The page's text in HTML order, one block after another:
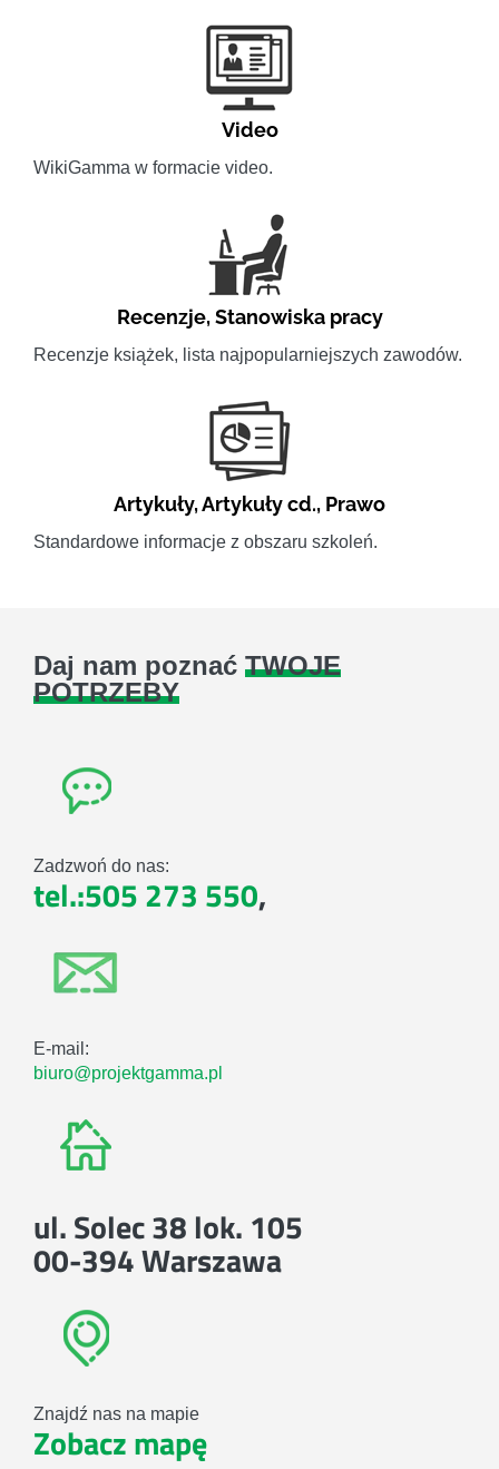
Video
WikiGamma w formacie video.
Recenzje,Stanowiska pracy
Recenzje książek, lista najpopularniejszych zawodów.
Artykuły,Artykuły cd., Prawo
Standardowe informacje z obszaru szkoleń.
Daj nam poznać TWOJE
POTRZEBY
Zadzwoń do nas:
tel.:505 273 550,
E-mail:
biuro@projektgamma.pl
ul. Solec 38 lok. 105
00-394 Warszawa
Znajdź nas na mapie
Zobacz mapę